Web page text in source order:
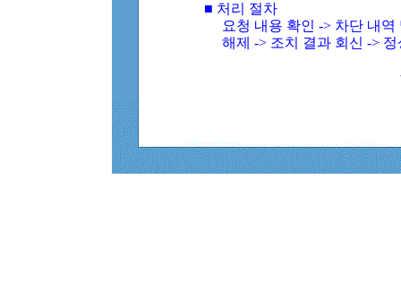
■ 처리 절차
요청 내용 확인 -> 차단 내
해제 -> 조치 결과 회신 ->